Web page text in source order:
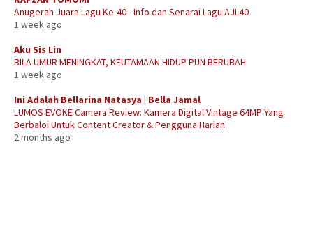
Anugerah Juara Lagu Ke-40 - Info dan Senarai Lagu AJL40
1 week ago
Aku Sis Lin
BILA UMUR MENINGKAT, KEUTAMAAN HIDUP PUN BERUBAH
1 week ago
Ini Adalah Bellarina Natasya | Bella Jamal
LUMOS EVOKE Camera Review: Kamera Digital Vintage 64MP Yang
Berbaloi Untuk Content Creator & Pengguna Harian
2 months ago